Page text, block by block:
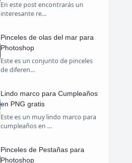
En este post encontrarás un
interesante re…
Pinceles de olas del mar para
Photoshop
Este es un conjunto de pinceles
de diferen…
Lindo marco para Cumpleaños
en PNG gratis
Este es un muy lindo marco para
cumpleaños en …
Pinceles de Pestañas para
Photoshop